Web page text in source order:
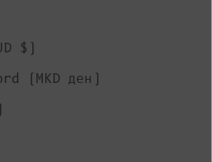
$)
(MKD ден)